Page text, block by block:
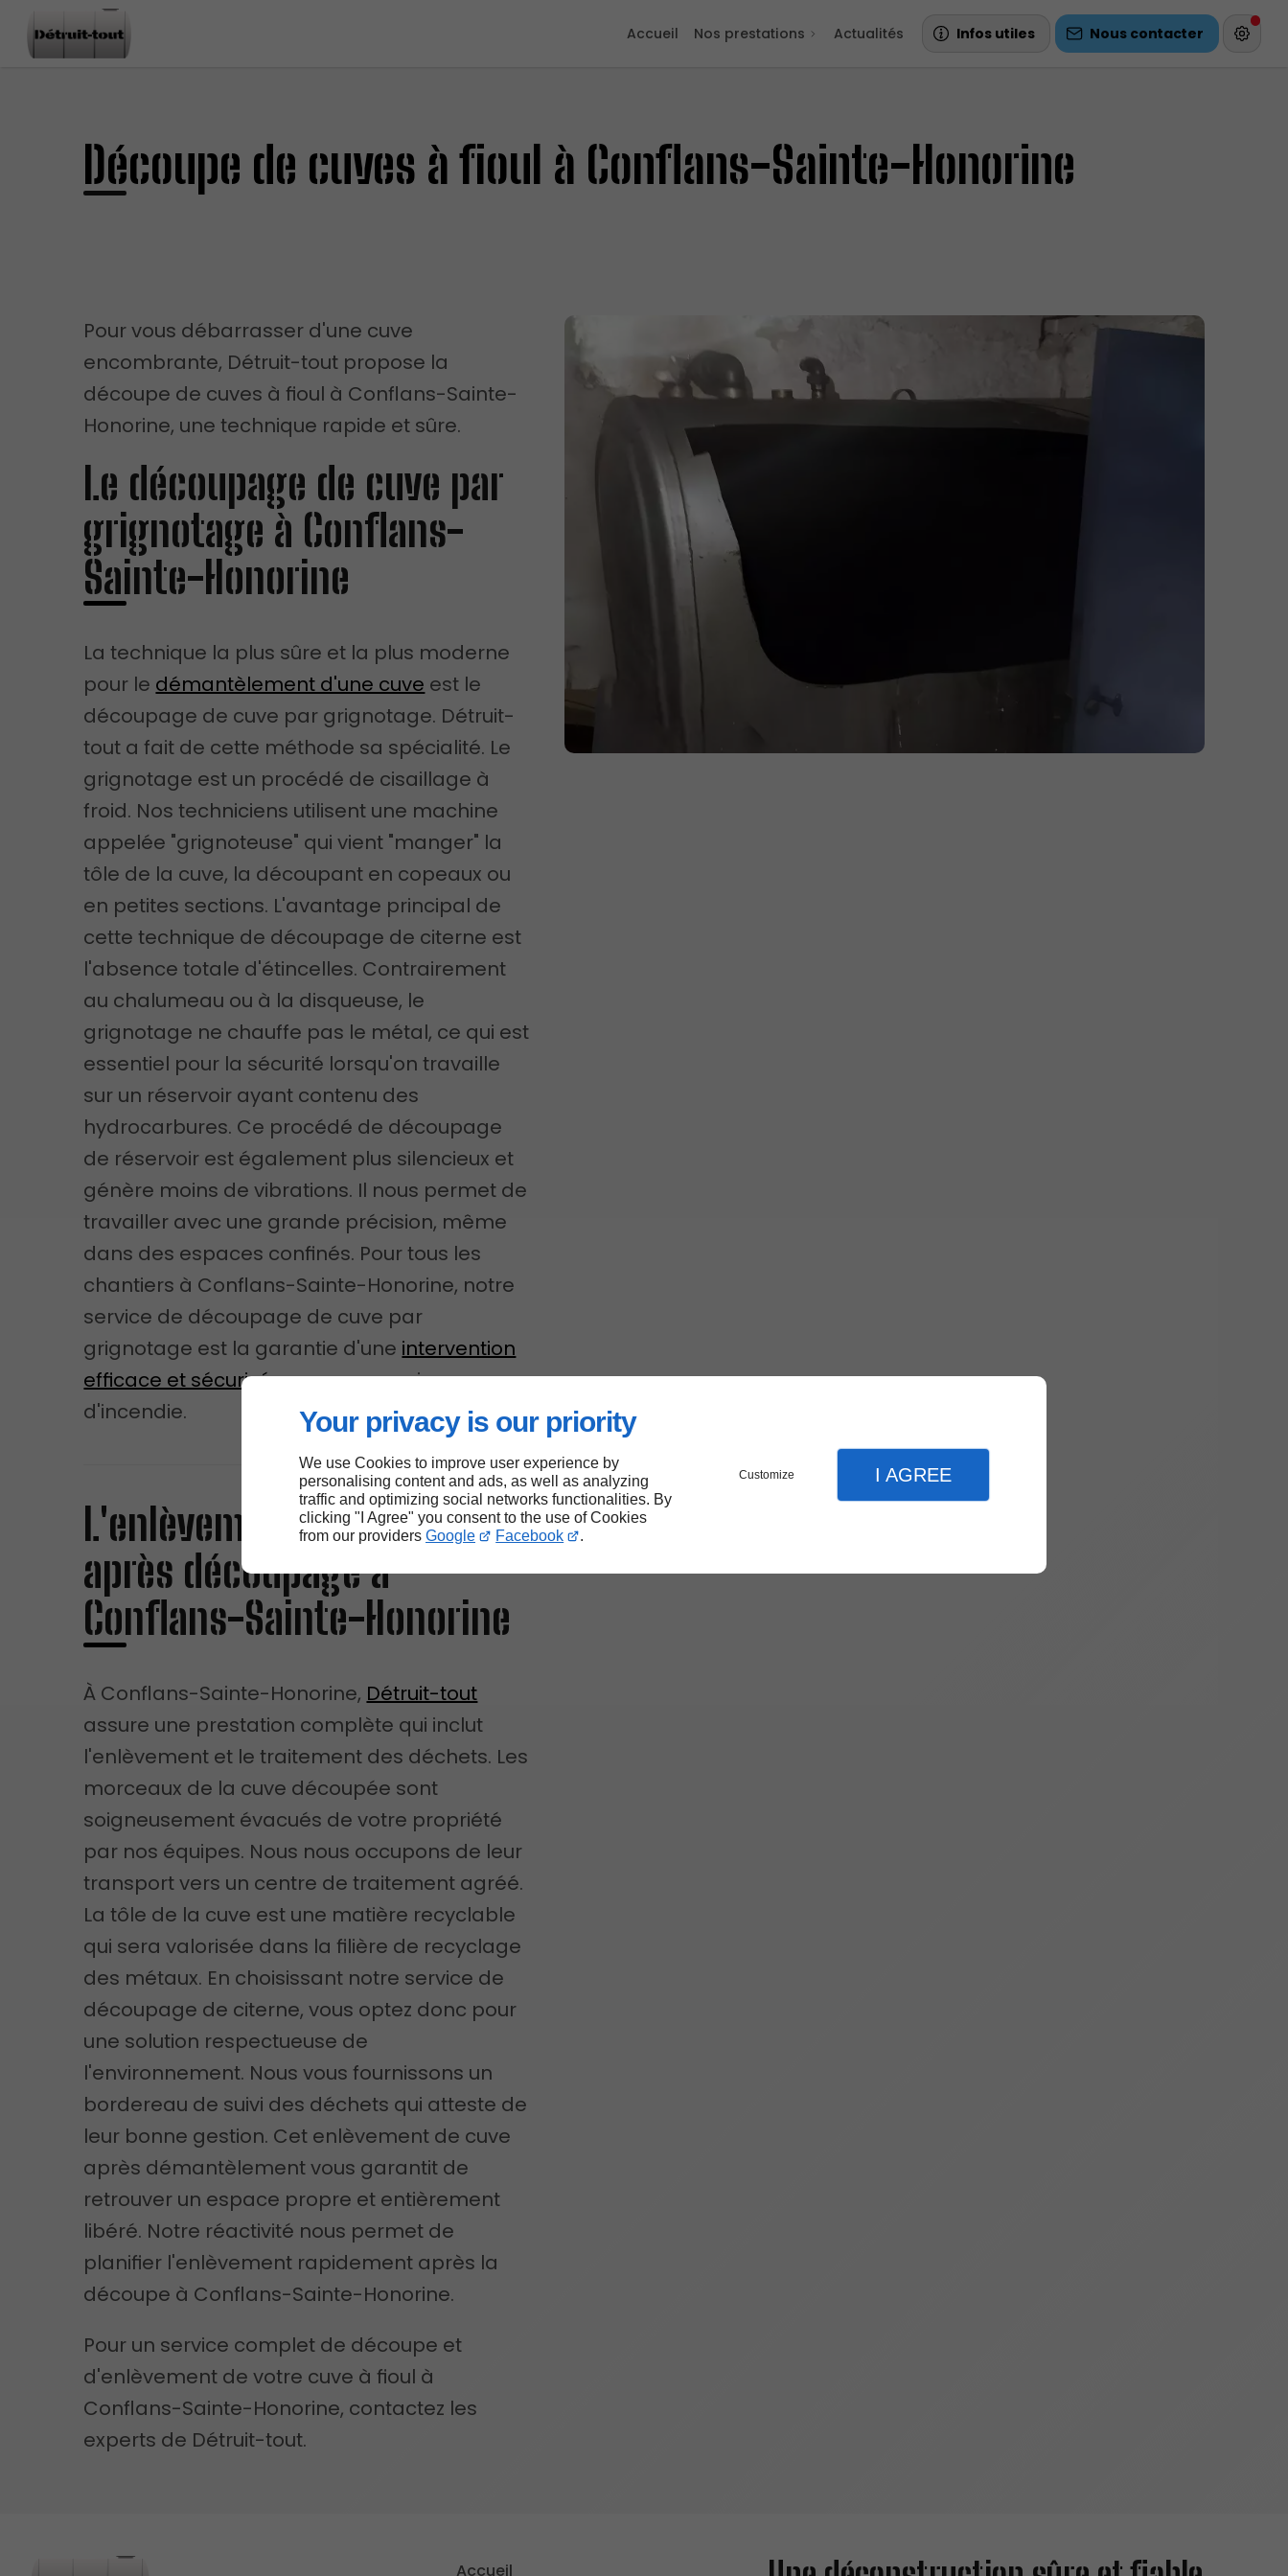
Your privacy is our priority
We use Cookies to improve user experience by
personalising content and ads, as well as analyzing
traffic and optimizing social networks functionalities. By
clicking "I Agree" you consent to the use of Cookies
from our providers Google Facebook .
Customize I AGREE
Accueil Nos prestations Actualités Infos utiles Nous contacter
Découpe de cuves à fioul à Conflans-Sainte-Honorine
Pour vous débarrasser d'une cuve
encombrante, Détruit-tout propose la
découpe de cuves à fioul à Conflans-Sainte-
Honorine, une technique rapide et sûre.
Le découpage de cuve par
grignotage à Conflans-
Sainte-Honorine
La technique la plus sûre et la plus moderne
pour le démantèlement d'une cuve est le
découpage de cuve par grignotage. Détruit-
tout a fait de cette méthode sa spécialité. Le
grignotage est un procédé de cisaillage à
froid. Nos techniciens utilisent une machine
appelée "grignoteuse" qui vient "manger" la
tôle de la cuve, la découpant en copeaux ou
en petites sections. L'avantage principal de
cette technique de découpage de citerne est
l'absence totale d'étincelles. Contrairement
au chalumeau ou à la disqueuse, le
grignotage ne chauffe pas le métal, ce qui est
essentiel pour la sécurité lorsqu'on travaille
sur un réservoir ayant contenu des
hydrocarbures. Ce procédé de découpage
de réservoir est également plus silencieux et
génère moins de vibrations. Il nous permet de
travailler avec une grande précision, même
dans des espaces confinés. Pour tous les
chantiers à Conflans-Sainte-Honorine, notre
service de découpage de cuve par
grignotage est la garantie d'une intervention
efficace et sécurisée, sans aucun risque
d'incendie.
L'enlèvement de cuve
après découpage à
Conflans-Sainte-Honorine
À Conflans-Sainte-Honorine, Détruit-tout
assure une prestation complète qui inclut
l'enlèvement et le traitement des déchets. Les
morceaux de la cuve découpée sont
soigneusement évacués de votre propriété
par nos équipes. Nous nous occupons de leur
transport vers un centre de traitement agréé.
La tôle de la cuve est une matière recyclable
qui sera valorisée dans la filière de recyclage
des métaux. En choisissant notre service de
découpage de citerne, vous optez donc pour
une solution respectueuse de
l'environnement. Nous vous fournissons un
bordereau de suivi des déchets qui atteste de
leur bonne gestion. Cet enlèvement de cuve
après démantèlement vous garantit de
retrouver un espace propre et entièrement
libéré. Notre réactivité nous permet de
planifier l'enlèvement rapidement après la
découpe à Conflans-Sainte-Honorine.
Pour un service complet de découpe et
d'enlèvement de votre cuve à fioul à
Conflans-Sainte-Honorine, contactez les
experts de Détruit-tout.
Accueil